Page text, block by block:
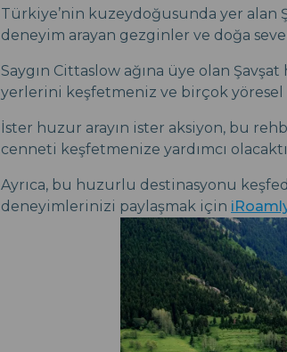
Türkiye’nin kuzeydoğusunda yer alan
deneyim arayan gezginler ve doğa
Saygın Cittaslow ağına üye olan
yerlerini keşfetmeniz ve birçok yöresel
İster huzur arayın ister aksiyon, bu
cenneti keşfetmenize yardımcı
Ayrıca, bu huzurlu destinasyonu
deneyimlerinizi paylaşmak için